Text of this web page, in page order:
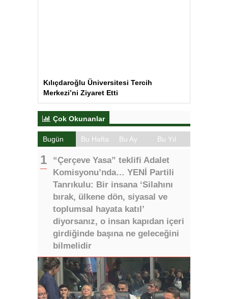
Kılıçdaroğlu Üniversitesi Tercih
Merkezi’ni Ziyaret Etti
Çok Okunanlar
Bugün Bu Hafta Bu Ay Bu Yıl
“Çerçeve Yasa” teklifi Adalet
Komisyonu’nda… YENİ Partili
Tanrıkulu: Bir insana ‘Silahını
bırak, ülkene dön, siyasal ve
toplumsal hayata katıl’
diyorsanız, o insan kapıdan içeri
girdiğinde başına ne geleceğini
bilmelidir